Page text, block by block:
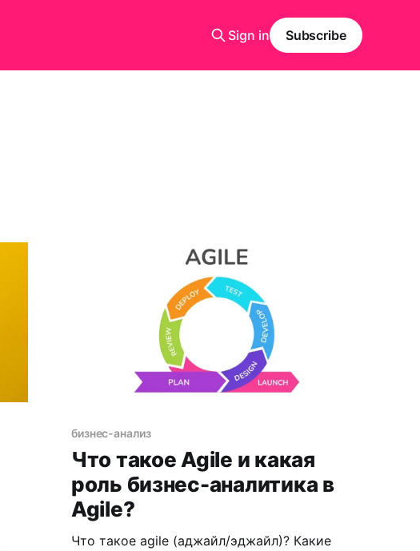
Sign in Subscribe
бизнес-анализ
Что такое Agile и какая
роль бизнес-аналитика в
Agile?
Что такое agile (аджайл/эджайл)? Какие